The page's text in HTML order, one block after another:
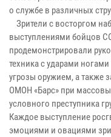
о службе в различных
Зрители с восторгом
выступлениями бойцов
продемонстрировали
техника с ударами
угрозы оружием, а также
ОМОН «Барс» при
условного преступника
Каждое выступление
эмоциями и овациями